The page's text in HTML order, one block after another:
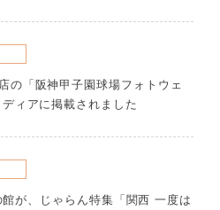
の「阪神甲子園球場フォトウェ
ィアに掲載されました
が、じゃらん特集「関西 一度は